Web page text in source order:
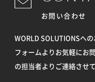
お問い合わせ
WORLD SOLUTIONSへ
フォームよりお気軽にお
の担当者よりご連絡させ